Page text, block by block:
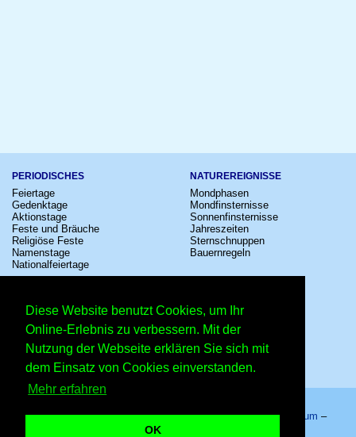
Diese Website benutzt Cookies, um Ihr
Online-Erlebnis zu verbessern. Mit der
Nutzung der Webseite erklären Sie sich mit
dem Einsatz von Cookies einverstanden.
Mehr erfahren
OK
PERIODISCHES
Feiertage
Gedenktage
Aktionstage
Feste und Bräuche
Religiöse Feste
Namenstage
Nationalfeiertage
NATUREREIGNISSE
Mondphasen
Mondfinsternisse
Sonnenfinsternisse
Jahreszeiten
Sternschnuppen
Bauernregeln
Kinostarts
Festivals
Fußball
Comedy
Shows
Sternzeichen
Schalttage
Messen
Erinnerungen
Volksfeste
Startseite–Kalender–Lexikon–App–Sitemap–Impressum –
Datenschutzhinweis